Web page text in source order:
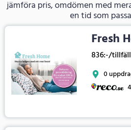
jämföra pris, omdömen med
en tid som
Fresh
836:-/
0